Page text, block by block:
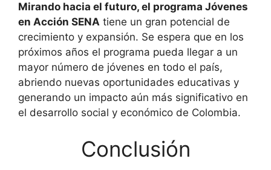
Mirando hacia el futuro, el programa Jóvenes
en Acción SENA tiene un gran potencial de
crecimiento y expansión. Se espera que en los
próximos años el programa pueda llegar a un
mayor número de jóvenes en todo el país,
abriendo nuevas oportunidades educativas y
generando un impacto aún más significativo en
el desarrollo social y económico de Colombia.
Conclusión